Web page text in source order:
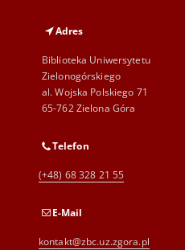
Adres
Biblioteka Uniwersytetu
Zielonogórskiego
al. Wojska Polskiego 71
65-762 Zielona Góra
Telefon
(+48) 68 328 21 55
E-Mail
kontakt@zbc.uz.zgora.pl